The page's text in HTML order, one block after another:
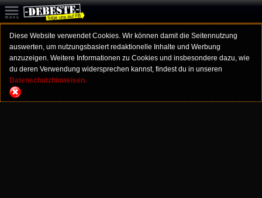
Diese Website verwendet Cookies. Wir können damit die Seitennutzung
auswerten, um nutzungsbasiert redaktionelle Inhalte und Werbung
anzuzeigen. Weitere Informationen zu Cookies und insbesondere dazu, wie
du deren Verwendung widersprechen kannst, findest du in unseren
Datenschutzhinweisen.